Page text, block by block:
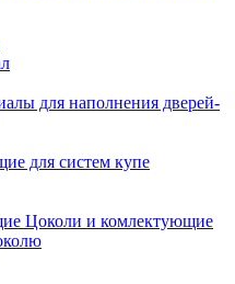
для наполнения дверей-
для систем купе
Цоколи и комлектующие